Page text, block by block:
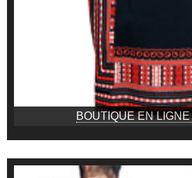
BOUTIQUE EN LIGNE